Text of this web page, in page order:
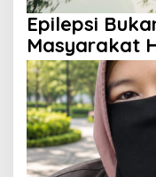
Epilepsi
Masyarakat
Berikan